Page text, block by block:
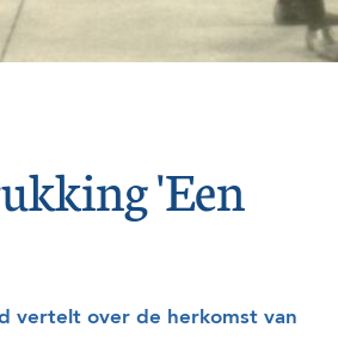
'Een
vertelt over de herkomst van